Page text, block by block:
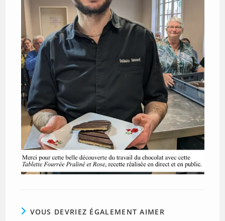
VOUS DEVRIEZ ÉGALEMENT AIMER